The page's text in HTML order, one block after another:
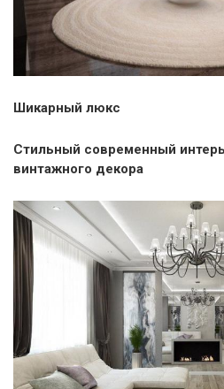
Шикарный люкс
Стильный современный
винтажного декора